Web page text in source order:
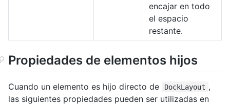
encajar en todo
el espacio
restante.
Propiedades de elementos hijos
Cuando un elemento es hijo directo de DockLayout ,
las siguientes propiedades pueden ser utilizadas en